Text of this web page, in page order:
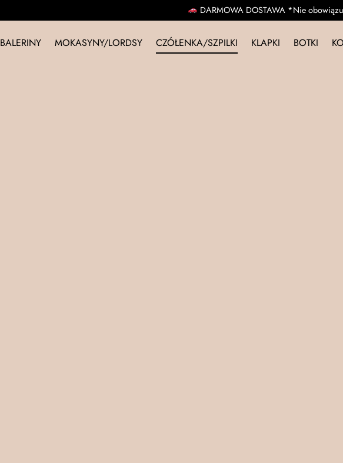
DARMOWA DOSTAWA *Nie obowiązuje produktów w promocji
BALERINY MOKASYNY/LORDSY CZÓŁENKA/SZPILKI KLAPKI BOTKI